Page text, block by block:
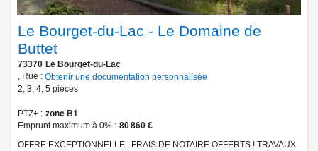
Le Bourget-du-Lac - Le Domaine de
Buttet
73370 Le Bourget-du-Lac
, Rue : Obtenir une documentation personnalisée
2, 3, 4, 5 pièces
PTZ+
zone B1
Emprunt maximum à 0%
80 860 €
OFFRE EXCEPTIONNELLE : FRAIS DE NOTAIRE OFFERTS ! TRAVAUX